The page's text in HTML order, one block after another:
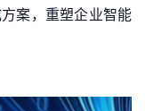
案，重塑企业智能